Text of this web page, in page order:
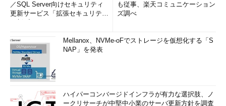
／SQL Server向けセキュリティ
更新サービス「拡張セキュリティ
も従事、楽天コミュニケーション
ズ調べ
Mellanox、NVMe-oFでストレージを仮想化する「S
NAP」を発表
ハイパーコンバージドインフラが有力な選択肢、ノ
ークリサーチが中堅中小業のサーバ更新方針を調査